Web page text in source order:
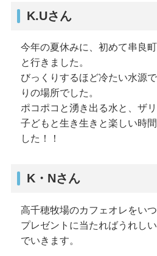
K.Uさん
今年の夏休みに、初めて串良
と行きました。
びっくりするほど冷たい水源
りの場所でした。
ポコポコと湧き出る水と、ザリ
子どもと生き生きと楽しい時
した！！
K・Nさん
高千穂牧場のカフェオレをい
プレゼントに当たればうれし
でいきます。